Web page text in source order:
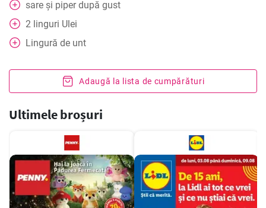
sare și piper după gust
2 linguri Ulei
Lingură de unt
Adaugă la lista de cumpărături
Ultimele broșuri